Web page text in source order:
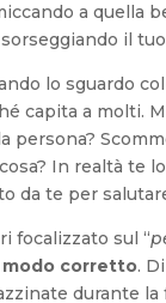
a quella
il
lo sguardo
capita a molti.
persona?
In realtà te
da te per
focalizzato sul “
modo corretto.
durante